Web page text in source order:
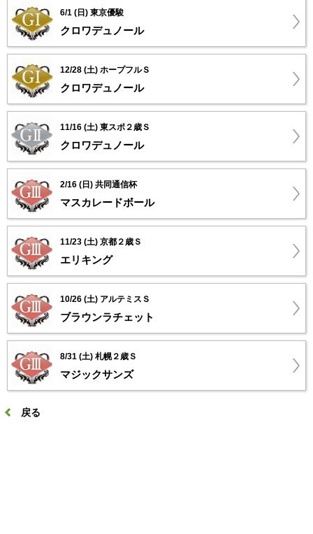
6/1 (日) 東京優駿
クロワデュノール
12/28 (土) ホープフルＳ
クロワデュノール
11/16 (土) 東スポ２歳Ｓ
クロワデュノール
2/16 (日) 共同通信杯
マスカレードボール
11/23 (土) 京都２歳Ｓ
エリキング
10/26 (土) アルテミスＳ
ブラウンラチェット
8/31 (土) 札幌２歳Ｓ
マジックサンズ
戻る